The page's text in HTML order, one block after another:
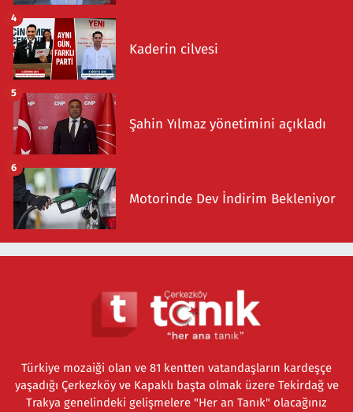
Kaderin cilvesi
4
Şahin Yılmaz yönetimini açıkladı
5
Motorinde Dev İndirim Bekleniyor
6
Türkiye mozaiği olan ve 81 kentten vatandaşların kardeşçe
yaşadığı Çerkezköy ve Kapaklı başta olmak üzere Tekirdağ ve
Trakya genelindeki gelişmelere "Her an Tanık" olacağınız